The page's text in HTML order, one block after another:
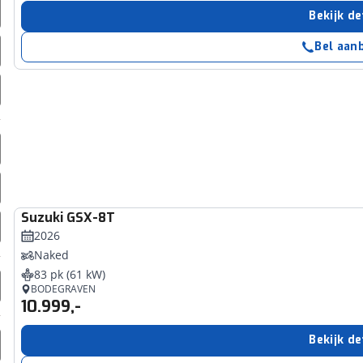
We tonen je graag relevante advertenties en
op en buiten onze website volgt – uiteraard op
en privacyverklaring
. Als je weigert, plaatsen we
cookies. Je voorkeuren kun je later altijd
Bekijk
Bel
Suzuki GSX-8T
2026
Naked
83 pk (61 kW)
BODEGRAVEN
10.999,-
Bekijk